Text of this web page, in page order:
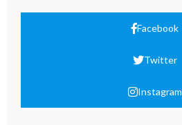
Facebook
Twitter
Instagram